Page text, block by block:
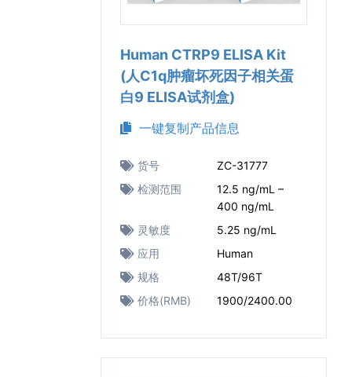
Human CTRP9 ELISA Kit
(人C1q肿瘤坏死因子相关蛋
白9 ELISA试剂盒)
一键复制产品信息
货号
ZC-31777
检测范围
12.5 ng/mL –
400 ng/mL
灵敏度
5.25 ng/mL
应用
Human
规格
48T/96T
价格(RMB)
1900/2400.00